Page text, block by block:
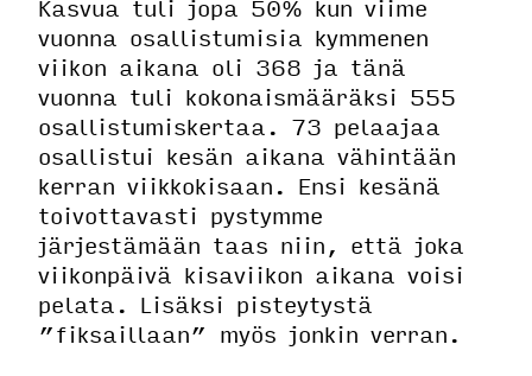
Kasvua tuli jopa 50% kun viime
vuonna osallistumisia kymmenen
viikon aikana oli 368 ja tänä
vuonna tuli kokonaismääräksi 555
osallistumiskertaa. 73 pelaajaa
osallistui kesän aikana vähintään
kerran viikkokisaan. Ensi kesänä
toivottavasti pystymme
järjestämään taas niin, että joka
viikonpäivä kisaviikon aikana voisi
pelata. Lisäksi pisteytystä
”fiksaillaan” myös jonkin verran.